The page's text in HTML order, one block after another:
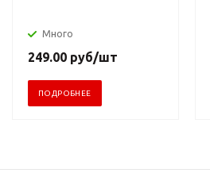
Много
249.00 руб/шт
ПОДРОБНЕЕ